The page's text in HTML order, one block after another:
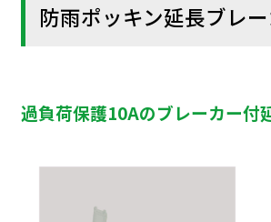
防雨ポッキン延長ブレ
過負荷保護10Aのブレーカー付